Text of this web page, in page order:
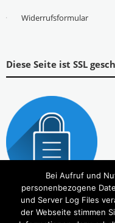
Widerrufsformular
Diese Seite ist SSL
Bei Aufruf und
personenbezogene
und Server Log Files
der Webseite stimmen